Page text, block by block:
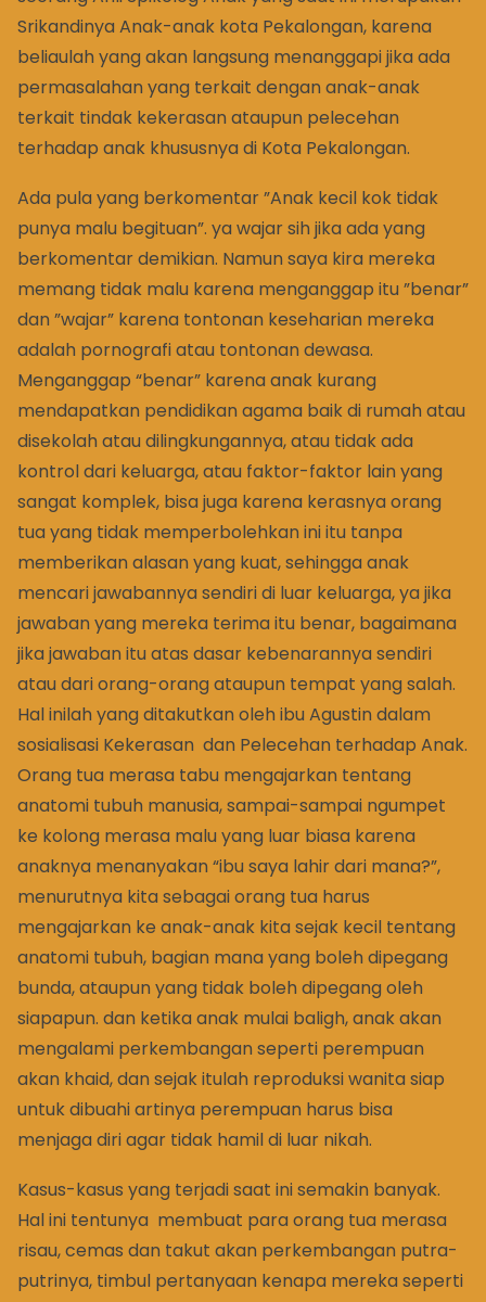
Srikandinya Anak-anak kota Pekalongan, karena
beliaulah yang akan langsung menanggapi jika ada
permasalahan yang terkait dengan anak-anak
terkait tindak kekerasan ataupun pelecehan
terhadap anak khususnya di Kota Pekalongan.
Ada pula yang berkomentar ”Anak kecil kok tidak
punya malu begituan”. ya wajar sih jika ada yang
berkomentar demikian. Namun saya kira mereka
memang tidak malu karena menganggap itu ”benar”
dan ”wajar” karena tontonan keseharian mereka
adalah pornografi atau tontonan dewasa.
Menganggap “benar” karena anak kurang
mendapatkan pendidikan agama baik di rumah atau
disekolah atau dilingkungannya, atau tidak ada
kontrol dari keluarga, atau faktor-faktor lain yang
sangat komplek, bisa juga karena kerasnya orang
tua yang tidak memperbolehkan ini itu tanpa
memberikan alasan yang kuat, sehingga anak
mencari jawabannya sendiri di luar keluarga, ya jika
jawaban yang mereka terima itu benar, bagaimana
jika jawaban itu atas dasar kebenarannya sendiri
atau dari orang-orang ataupun tempat yang salah.
Hal inilah yang ditakutkan oleh ibu Agustin dalam
sosialisasi Kekerasan dan Pelecehan terhadap Anak.
Orang tua merasa tabu mengajarkan tentang
anatomi tubuh manusia, sampai-sampai ngumpet
ke kolong merasa malu yang luar biasa karena
anaknya menanyakan “ibu saya lahir dari mana?”,
menurutnya kita sebagai orang tua harus
mengajarkan ke anak-anak kita sejak kecil tentang
anatomi tubuh, bagian mana yang boleh dipegang
bunda, ataupun yang tidak boleh dipegang oleh
siapapun. dan ketika anak mulai baligh, anak akan
mengalami perkembangan seperti perempuan
akan khaid, dan sejak itulah reproduksi wanita siap
untuk dibuahi artinya perempuan harus bisa
menjaga diri agar tidak hamil di luar nikah.
Kasus-kasus yang terjadi saat ini semakin banyak.
Hal ini tentunya membuat para orang tua merasa
risau, cemas dan takut akan perkembangan putra-
putrinya, timbul pertanyaan kenapa mereka seperti